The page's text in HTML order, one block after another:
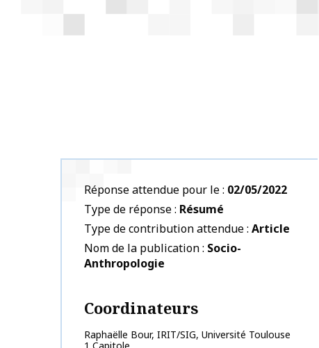
Réponse attendue pour le 02/05/2022
Type de réponse Résumé
Type de contribution attendue Article
Nom de la publication Socio-
Anthropologie
Coordinateurs
Raphaëlle Bour, IRIT/SIG, Université Toulouse